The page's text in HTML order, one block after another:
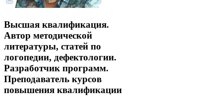
Высшая квалификация.
Автор методической
литературы, статей по
логопедии, дефектологии.
Разработчик программ.
Преподаватель курсов
повышения квалификации